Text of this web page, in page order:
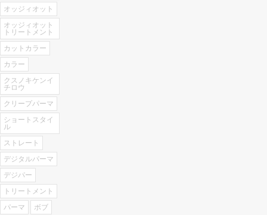
オッジィオット
オッジィオット
トリートメント
カットカラー
カラー
クスノキケンイ
チロウ
クリープパーマ
ショートスタイ
ル
ストレート
デジタルパーマ
デジパー
トリートメント
パーマ
ボブ